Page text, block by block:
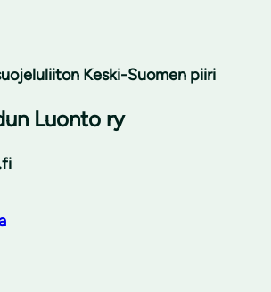
Keski-Suomen piiri
Luonto ry